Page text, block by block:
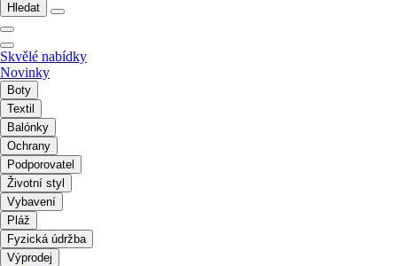
Hledat
Skvělé nabídky
Novinky
Boty
Textil
Balónky
Ochrany
Podporovatel
Životní styl
Vybavení
Pláž
Fyzická údržba
Výprodej